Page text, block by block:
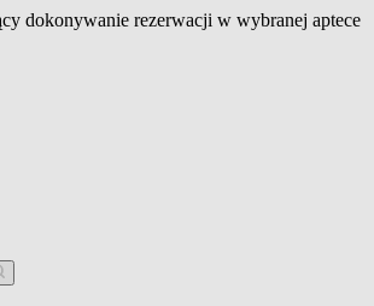
dokonywanie rezerwacji w wybranej aptece